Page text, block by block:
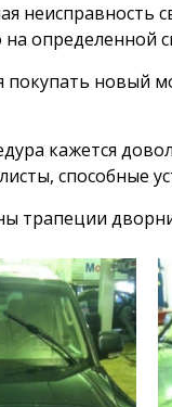
неисправность
определенной
покупать новый
кажется
способные
трапеции